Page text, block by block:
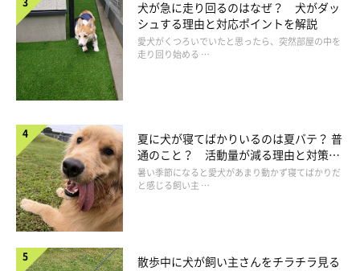
犬が「遠吠えをする」という行動は、他の犬や飼い主に対して伝
えようとするもので、
自分の居場所や状況を伝える
縄張りを主張する
などの意味があると考えられています。
犬が急に走り回るのはなぜ？ 犬がダッ
シュする理由と対応ポイントを解説
愛犬がくつろいでいたと思ったら、突然部屋の中を
走り回り始める …
夏に犬が寝てばかりいるのは夏バテ？ 普
通のこと？ 活動量が減る理由と対策と
は
暑い季節になると愛犬があまり動かず寝てばかりだ
と感じる飼い主 …
散歩中に犬が飼い主さんをチラチラ見る